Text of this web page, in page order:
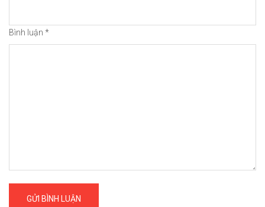
Bình luận *